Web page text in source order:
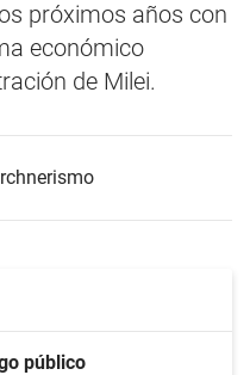
próximos años con
económico
de Milei.
público